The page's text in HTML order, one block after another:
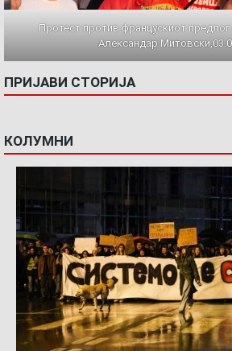
Протест против францускиот
Александар
ПРИЈАВИ СТОРИЈА
КОЛУМНИ